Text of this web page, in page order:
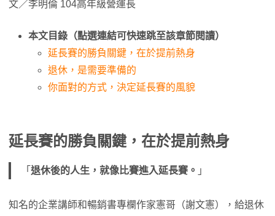
文／李明倫 104高年級營運長
本文目錄（點選連結可快速跳至該章節閱讀）
延長賽的勝負關鍵，在於提前熱身
退休，是需要準備的
你面對的方式，決定延長賽的風貌
延長賽的勝負關鍵，在於提前熱身
「 退休後的人生，就像比賽進入延長賽。 」
知名的企業講師和暢銷書專欄作家憲哥（謝文憲），給退休